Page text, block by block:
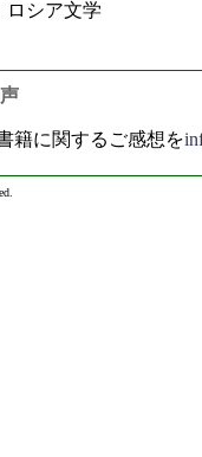
ロシア文学
籍に関するご感想を